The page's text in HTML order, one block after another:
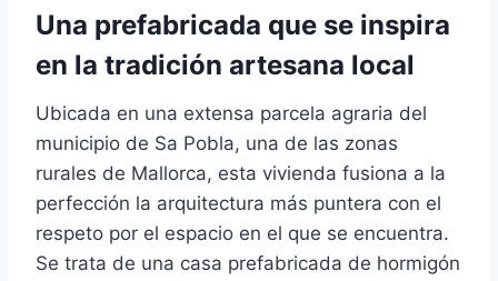
Una prefabricada que se inspira
en la tradición artesana local
Ubicada en una extensa parcela agraria del
municipio de Sa Pobla, una de las zonas
rurales de Mallorca, esta vivienda fusiona a la
perfección la arquitectura más puntera con el
respeto por el espacio en el que se encuentra.
Se trata de una casa prefabricada de hormigón